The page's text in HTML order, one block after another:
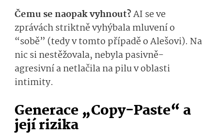
Čemu se naopak vyhnout?AI se ve
zprávách striktně vyhýbala mluvení o
“sobě” (tedy v tomto případě o Alešovi). Na
nic si nestěžovala, nebyla pasivně-
agresivní a netlačila na pilu v oblasti
intimity.
Generace „Copy-Paste“ a
její rizika